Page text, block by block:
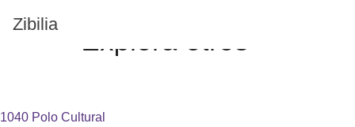
Zibilia Explorá otros
1040 Polo Cultural